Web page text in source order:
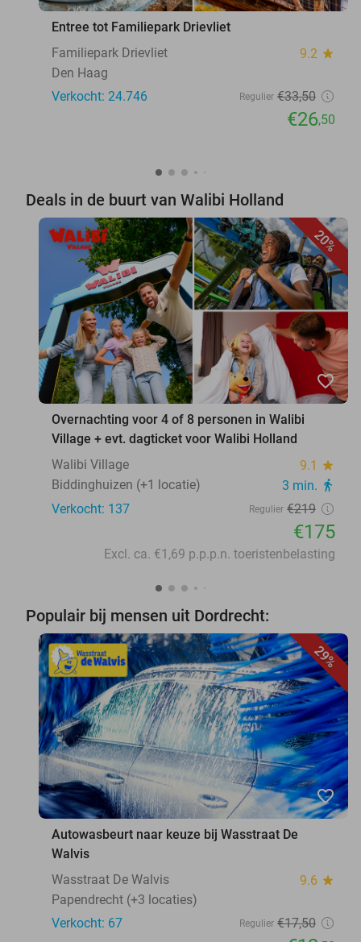
Entree tot Familiepark Drievliet
Familiepark Drievliet
9.2 star
Den Haag
Verkocht: 24.746
Regulier €33,50
€26,50
Deals in de buurt van Walibi Holland
20%
favorite_border
Overnachting voor 4 of 8 personen in Walibi
Village + evt. dagticket voor Walibi Holland
Walibi Village
9.1 star
Biddinghuizen (+1 locatie) 3 min. directions_walk
Verkocht: 137 Regulier €219
€175
Excl. ca. €1,69 p.p.p.n. toeristenbelasting
Populair bij mensen uit Dordrecht:
29%
favorite_border
Autowasbeurt naar keuze bij Wasstraat De
Walvis
Wasstraat De Walvis
9.6 star
Papendrecht (+3 locaties)
Verkocht: 67
Regulier €17,50